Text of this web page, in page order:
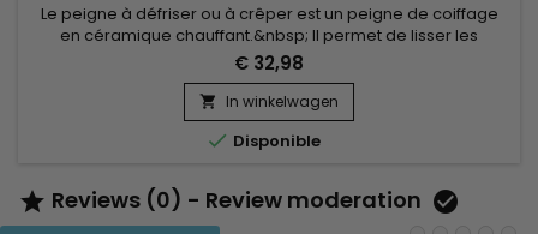
Le peigne à défriser ou à crêper est un peigne de coiffage
en céramique chauffant.&nbsp; Il permet de lisser les
cheveux, d'assouplir les racines de lisser les cheveux courts
au plus près de la racine sans se brûler et apporter du
mouvement, de rafraîchir les bordures d’un brushing, de
décoller les racines pour apporter du volume.&nbsp; 100%
céramique...
€ 32,98
 In winkelwagen
 Disponible
 Reviews (0) - Review moderation 